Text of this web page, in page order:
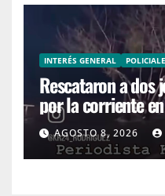
INTERÉS GENERAL
Rescataron a dos
por la corriente
AGOSTO 8, 2026